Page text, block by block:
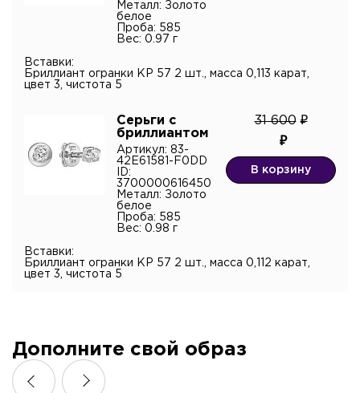
Металл: Золото
белое
Проба: 585
Вес: 0.97 г
Вставки:
Бриллиант огранки КР 57 2 шт., масса 0,113 карат,
цвет 3, чистота 5
Серьги с
бриллиантом
Артикул: 83-
42E61581-F0DD
ID:
3700000616450
Металл: Золото
белое
Проба: 585
Вес: 0.98 г
31 600
В корзину
Вставки:
Бриллиант огранки КР 57 2 шт., масса 0,112 карат,
цвет 3, чистота 5
Дополните свой образ